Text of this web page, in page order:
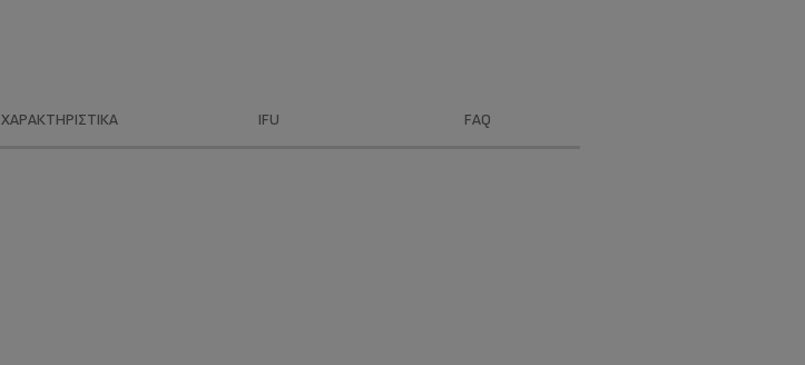
ΧΑΡΑΚΤΗΡΙΣΤΙΚΆ IFU FAQ